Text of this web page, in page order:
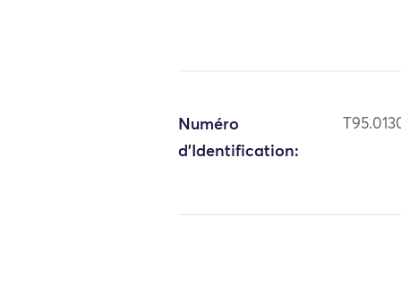
Numéro
d'Identification: